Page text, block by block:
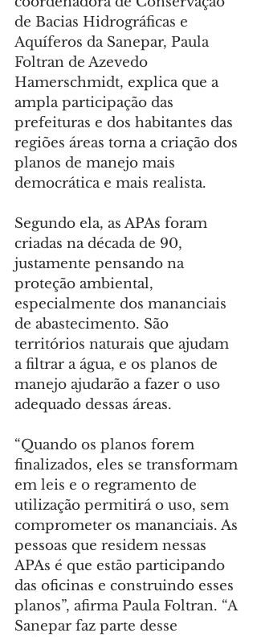
de Bacias Hidrográficas e
Aquíferos da Sanepar, Paula
Foltran de Azevedo
Hamerschmidt, explica que a
ampla participação das
prefeituras e dos habitantes das
regiões áreas torna a criação dos
planos de manejo mais
democrática e mais realista.
Segundo ela, as APAs foram
criadas na década de 90,
justamente pensando na
proteção ambiental,
especialmente dos mananciais
de abastecimento. São
territórios naturais que ajudam
a filtrar a água, e os planos de
manejo ajudarão a fazer o uso
adequado dessas áreas.
“Quando os planos forem
finalizados, eles se transformam
em leis e o regramento de
utilização permitirá o uso, sem
comprometer os mananciais. As
pessoas que residem nessas
APAs é que estão participando
das oficinas e construindo esses
planos”, afirma Paula Foltran. “A
Sanepar faz parte desse